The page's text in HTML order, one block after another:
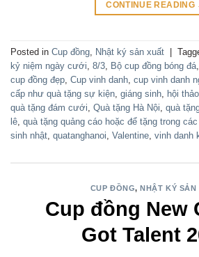
CONTINUE READING
Posted in Cup đồng, Nhật ký sản xuất
kỷ niệm ngày cưới, 8/3, Bộ cup đồng bóng đá,
cup đồng đẹp, Cup vinh danh, cup vinh danh
cấp như quà tặng sự kiện, giáng sinh, hội thảo
quà tặng đám cưới, Quà tặng Hà Nội, quà
lê, quà tặng quảng cáo hoặc để tặng trong
sinh nhật, quatanghanoi, Valentine, vinh danh
CUP ĐỒNG,NHẬT KÝ SẢN
Cup đồng New
Got Talent